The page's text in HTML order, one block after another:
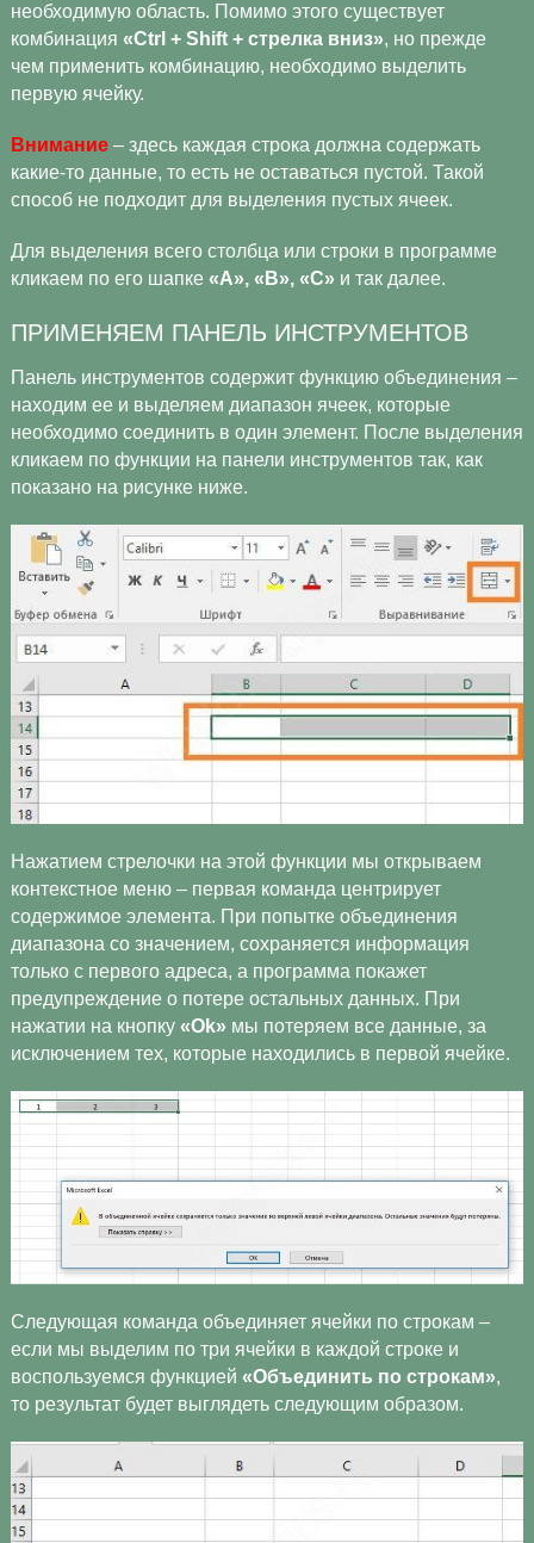
необходимую область. Помимо этого существует
комбинация «Ctrl + Shift + стрелка вниз», но прежде
чем применить комбинацию, необходимо выделить
первую ячейку.
Внимание – здесь каждая строка должна содержать
какие-то данные, то есть не оставаться пустой. Такой
способ не подходит для выделения пустых ячеек.
Для выделения всего столбца или строки в программе
кликаем по его шапке «А», «В», «С» и так далее.
ПРИМЕНЯЕМ ПАНЕЛЬ ИНСТРУМЕНТОВ
Панель инструментов содержит функцию объединения –
находим ее и выделяем диапазон ячеек, которые
необходимо соединить в один элемент. После выделения
кликаем по функции на панели инструментов так, как
показано на рисунке ниже.
Нажатием стрелочки на этой функции мы открываем
контекстное меню – первая команда центрирует
содержимое элемента. При попытке объединения
диапазона со значением, сохраняется информация
только с первого адреса, а программа покажет
предупреждение о потере остальных данных. При
нажатии на кнопку «Ok» мы потеряем все данные, за
исключением тех, которые находились в первой ячейке.
Следующая команда объединяет ячейки по строкам –
если мы выделим по три ячейки в каждой строке и
воспользуемся функцией «Объединить по строкам»,
то результат будет выглядеть следующим образом.